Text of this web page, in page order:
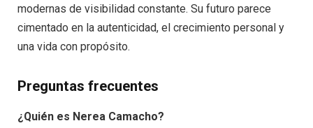
modernas de visibilidad constante. Su futuro parece
cimentado en la autenticidad, el crecimiento personal y
una vida con propósito.
Preguntas frecuentes
¿Quién es Nerea Camacho?